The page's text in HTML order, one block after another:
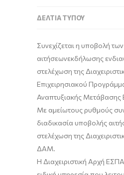
ΔΕΛΤΊΑ ΤΎΠΟΥ
Συνεχίζεται η υποβολή των
αιτήσεωνεκδήλωσης
στελέχωση της
Επιχειρησιακού
Αναπτυξιακής
Με αμείωτους ρυθμούς
διαδικασία υποβολής
στελέχωση της
ΔΑΜ.
H Διαχειριστική Αρχή